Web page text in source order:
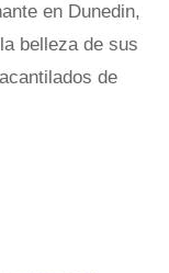
en Dunedin,
belleza de sus
de